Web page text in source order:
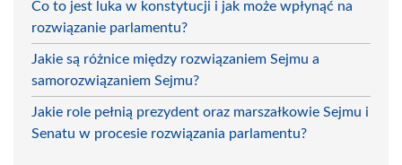
Co to jest luka w konstytucji i jak może wpłynąć na
rozwiązanie parlamentu?
Jakie są różnice między rozwiązaniem Sejmu a
samorozwiązaniem Sejmu?
Jakie role pełnią prezydent oraz marszałkowie Sejmu i
Senatu w procesie rozwiązania parlamentu?